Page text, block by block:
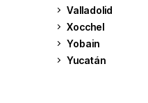
Valladolid
Xocchel
Yobain
Yucatán